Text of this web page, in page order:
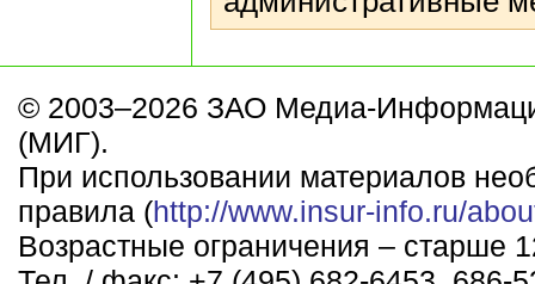
© 2003–2026 ЗАО Медиа-
(МИГ).
При использовании материалов
правила (http://www.insur-info.ru/
Возрастные ограничения – старше